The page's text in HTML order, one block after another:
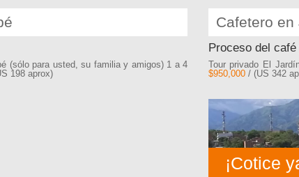
(sólo para usted, su familia y amigos) 1 a 4
198 aprox)
Cafetero
Proceso del
Tour privado El
$950,000/ (US 342
¡Cotice